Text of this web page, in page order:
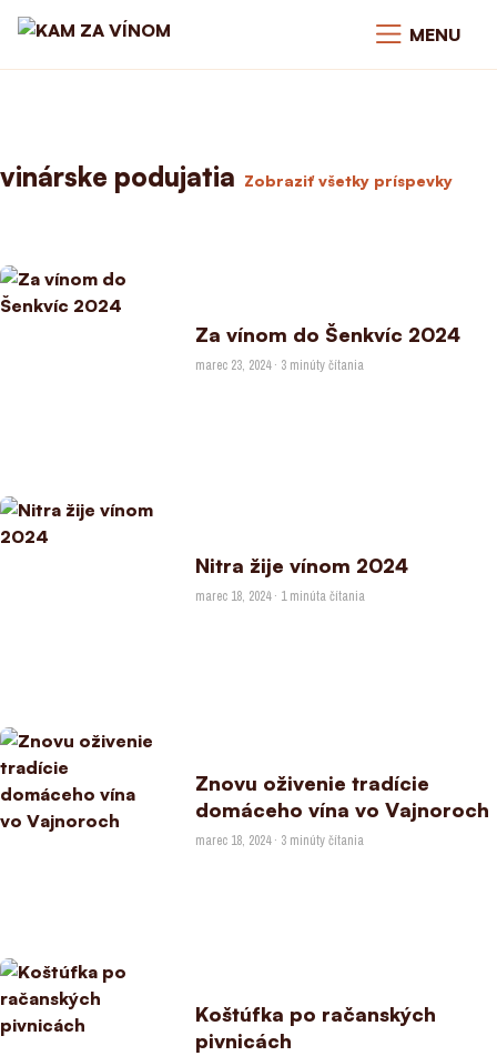
MENU
vinárske podujatia Zobraziť všetky príspevky
Za vínom do Šenkvíc 2024
marec 23, 2024 · 3 minúty čítania
Nitra žije vínom 2024
marec 18, 2024 · 1 minúta čítania
Znovu oživenie tradície
domáceho vína vo Vajnoroch
marec 18, 2024 · 3 minúty čítania
Koštúfka po račanských
pivnicách